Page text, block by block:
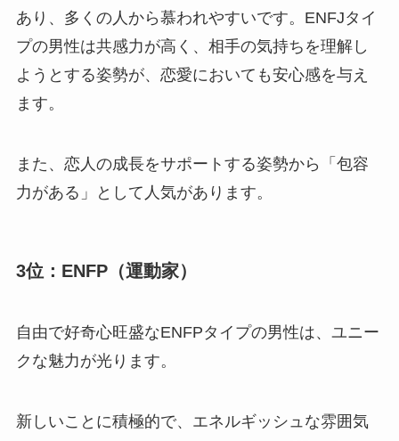
あり、多くの人から慕われやすいです。ENFJタイ
プの男性は共感力が高く、相手の気持ちを理解し
ようとする姿勢が、恋愛においても安心感を与え
ます。
また、恋人の成長をサポートする姿勢から「包容
力がある」として人気があります。
3位：ENFP（運動家）
自由で好奇心旺盛なENFPタイプの男性は、ユニー
クな魅力が光ります。
新しいことに積極的で、エネルギッシュな雰囲気